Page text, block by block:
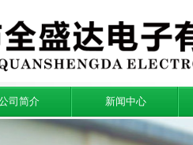
司简介 新闻中心